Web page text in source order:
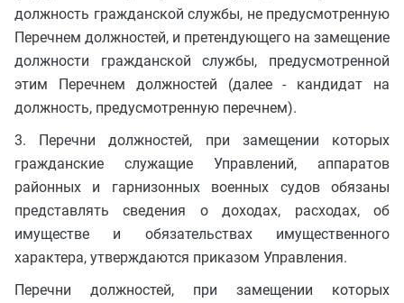
должность гражданской службы, не предусмотренную
Перечнем должностей, и претендующего на замещение
должности гражданской службы, предусмотренной
этим Перечнем должностей (далее - кандидат на
должность, предусмотренную перечнем).
3. Перечни должностей, при замещении которых
гражданские служащие Управлений, аппаратов
районных и гарнизонных военных судов обязаны
представлять сведения о доходах, расходах, об
имуществе и обязательствах имущественного
характера, утверждаются приказом Управления.
Перечни должностей, при замещении которых